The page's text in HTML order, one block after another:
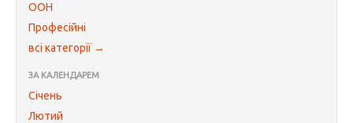
ООН
Професійні
всі категорії →
ЗА КАЛЕНДАРЕМ
Січень
Лютий